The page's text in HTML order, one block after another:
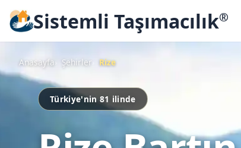
Sistemli Taşımacılık®
Anasayfa Şehirler Rize
Türkiye'nin 81 ilinde